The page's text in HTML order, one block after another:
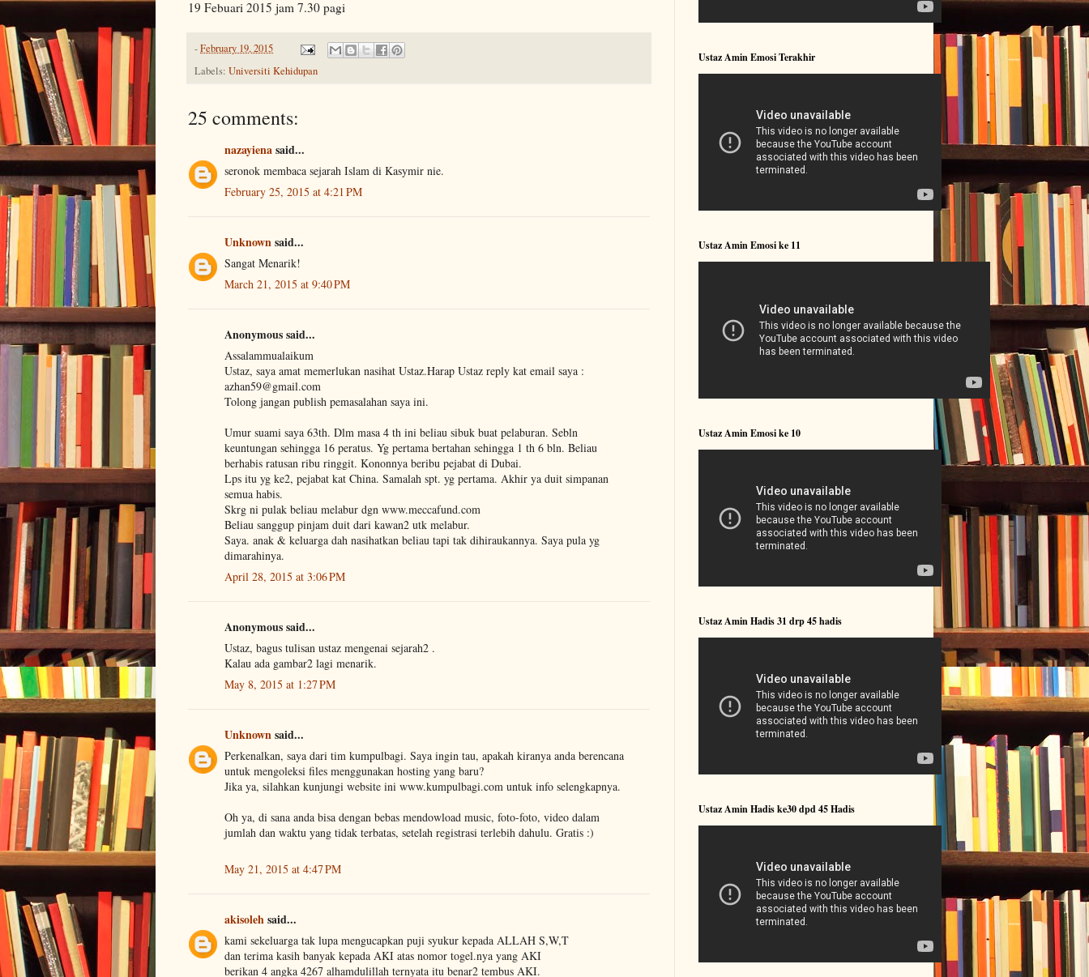
19 Febuari 2015 jam 7.30 pagi
-February 19, 2015
Labels: Universiti Kehidupan
25 comments:
nazayienasaid...
seronok membaca sejarah Islam di Kasymir nie.
February 25, 2015 at 4:21 PM
Unknownsaid...
Sangat Menarik!
March 21, 2015 at 9:40 PM
Anonymous said...
Assalammualaikum
Ustaz, saya amat memerlukan nasihat Ustaz.Harap Ustaz reply kat email saya :
azhan59@gmail.com
Tolong jangan publish pemasalahan saya ini.
Umur suami saya 63th. Dlm masa 4 th ini beliau sibuk buat pelaburan. Sebln
keuntungan sehingga 16 peratus. Yg pertama bertahan sehingga 1 th 6 bln. Beliau
berhabis ratusan ribu ringgit. Kononnya beribu pejabat di Dubai.
Lps itu yg ke2, pejabat kat China. Samalah spt. yg pertama. Akhir ya duit simpanan
semua habis.
Skrg ni pulak beliau melabur dgn www.meccafund.com
Beliau sanggup pinjam duit dari kawan2 utk melabur.
Saya. anak & keluarga dah nasihatkan beliau tapi tak dihiraukannya. Saya pula yg
dimarahinya.
April 28, 2015 at 3:06 PM
Anonymous said...
Ustaz, bagus tulisan ustaz mengenai sejarah2 .
Kalau ada gambar2 lagi menarik.
May 8, 2015 at 1:27 PM
Unknownsaid...
Perkenalkan, saya dari tim kumpulbagi. Saya ingin tau, apakah kiranya anda berencana
untuk mengoleksi files menggunakan hosting yang baru?
Jika ya, silahkan kunjungi website ini www.kumpulbagi.com untuk info selengkapnya.
Oh ya, di sana anda bisa dengan bebas mendowload music, foto-foto, video dalam
jumlah dan waktu yang tidak terbatas, setelah registrasi terlebih dahulu. Gratis :)
May 21, 2015 at 4:47 PM
akisolehsaid...
kami sekeluarga tak lupa mengucapkan puji syukur kepada ALLAH S,W,T
dan terima kasih banyak kepada AKI atas nomor togel.nya yang AKI
berikan 4 angka 4267 alhamdulillah ternyata itu benar2 tembus AKI.
Ustaz Amin Emosi Terakhir
Ustaz Amin Emosi ke 11
Ustaz Amin Emosi ke 10
Ustaz Amin Hadis 31 drp 45 hadis
Ustaz Amin Hadis ke30 dpd 45 Hadis